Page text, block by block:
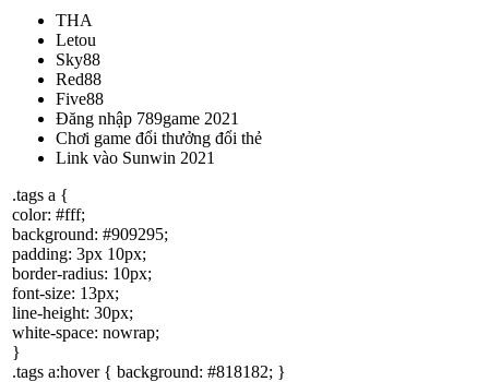
THA
Letou
Sky88
Red88
Five88
Đăng nhập 789game 2021
Chơi game đổi thưởng đổi thẻ
Link vào Sunwin 2021
.tags a {
color: #fff;
background: #909295;
padding: 3px 10px;
border-radius: 10px;
font-size: 13px;
line-height: 30px;
white-space: nowrap;
}
.tags a:hover { background: #818182; }